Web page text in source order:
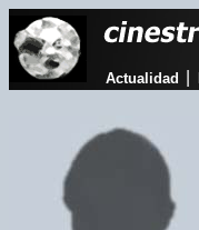
Actualidad